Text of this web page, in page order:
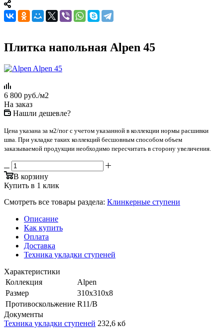
Плитка напольная Alpen 45
6 800 руб./м2
На заказ
Нашли дешевле?
Цена указана за м2/пог с учетом указанной в коллекции нормы расшивки
шва. При укладке таких коллекций бесшовным способом объем
заказываемой продукции необходимо пересчитать в сторону увеличения.
В корзину
Купить в 1 клик
Смотреть все товары раздела: Клинкерные ступени
Описание
Как купить
Оплата
Доставка
Техника укладки ступеней
Характеристики
Коллекция
Alpen
Размер
310x310x8
Противоскольжение R11/B
Документы
Техника укладки ступеней 232,6 кб